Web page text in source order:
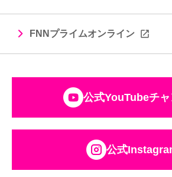
FNNプライムオンライン
公式YouTubeチ
公式